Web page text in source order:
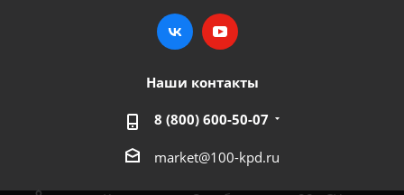
Наши контакты
8 (800) 600-50-07
market@100-kpd.ru